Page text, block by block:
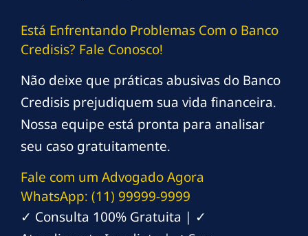
Está Enfrentando Problemas Com o Banco
Credisis? Fale Conosco!
Não deixe que práticas abusivas do Banco
Credisis prejudiquem sua vida financeira.
Nossa equipe está pronta para analisar
seu caso gratuitamente.
Fale com um Advogado Agora
WhatsApp: (11) 99999-9999
✓ Consulta 100% Gratuita | ✓